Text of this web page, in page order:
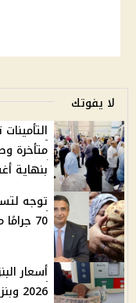
لا يفوتك
متأخرة
بنهاية
70 جرامًا مع تطبيق الدعم النقدي
2026 وبنزين 92 يسجل 22.25 جنيهًا للتر